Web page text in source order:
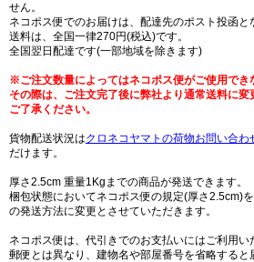
せん。
ネコポス便でのお届けは、配達先のポスト投函と
送料は、全国一律270円(税込)です。
全国翌日配達です(一部地域を除きます)
※ご注文数量によってはネコポス便がご使用でき
その際は、ご注文完了後に弊社より通常送料に
ご了承ください。
貨物配送状況はクロネコヤマトの荷物お問い合わ
だけます。
厚さ2.5cm 重量1Kgまでの商品が発送できます。
梱包状態においてネコポス便の規定(厚さ2.5cm)
の発送方法に変更とさせていただきます。
ネコポス便は、代引きでのお支払いにはご利用い
郵便とは異なり、建物名や部屋番号を省略する